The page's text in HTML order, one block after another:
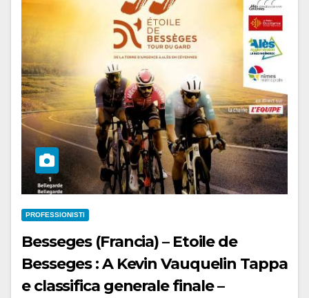
PROFESSIONISTI
Besseges (Francia) – Etoile de
Besseges : A Kevin Vauquelin Tappa
e classifica generale finale –